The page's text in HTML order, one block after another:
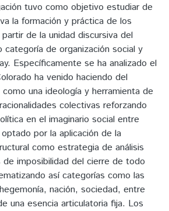
tuvo como objetivo estudiar de
la formación y práctica de los
de la unidad discursiva del
categoría de organización social y
Específicamente se ha analizado el
ha venido haciendo del
una ideología y herramienta de
colectivas reforzando
en el imaginario social entre
por la aplicación de la
como estrategia de análisis
imposibilidad del cierre de todo
así categorías como las
nación, sociedad, entre
una esencia articulatoria fija. Los